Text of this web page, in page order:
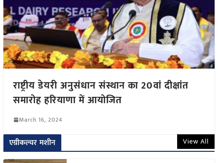
राष्ट्रीय डेयरी अनुसंधान संस्थान का 20वां दीक्षांत
समारोह हरियाणा में आयोजित
March 16, 2024
एग्रीकल्चर मशीन View All